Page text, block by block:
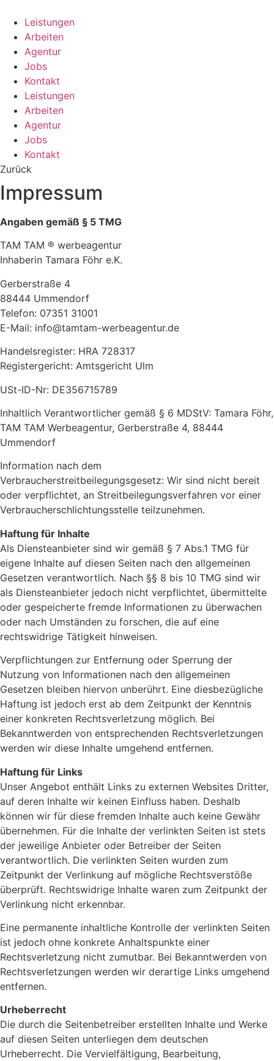
Inhalt
springen
Leistungen
Arbeiten
Agentur
Jobs
Kontakt
Leistungen
Arbeiten
Agentur
Jobs
Kontakt
Zurück
Impressum
Angaben gemäß § 5 TMG
TAM TAM ® werbeagentur
Inhaberin Tamara Föhr e.K.
Gerberstraße 4
88444 Ummendorf
Telefon: 07351 31001
E-Mail: info@tamtam-werbeagentur.de
Handelsregister: HRA 728317
Registergericht: Amtsgericht Ulm
USt-ID-Nr: DE356715789
Inhaltlich Verantwortlicher gemäß § 6 MDStV: Tamara Föhr,
TAM TAM Werbeagentur, Gerberstraße 4, 88444
Ummendorf
Information nach dem
Verbraucherstreitbeilegungsgesetz: Wir sind nicht bereit
oder verpflichtet, an Streitbeilegungsverfahren vor einer
Verbraucherschlichtungsstelle teilzunehmen.
Haftung für Inhalte
Als Diensteanbieter sind wir gemäß § 7 Abs.1 TMG für
eigene Inhalte auf diesen Seiten nach den allgemeinen
Gesetzen verantwortlich. Nach §§ 8 bis 10 TMG sind wir
als Diensteanbieter jedoch nicht verpflichtet, übermittelte
oder gespeicherte fremde Informationen zu überwachen
oder nach Umständen zu forschen, die auf eine
rechtswidrige Tätigkeit hinweisen.
Verpflichtungen zur Entfernung oder Sperrung der
Nutzung von Informationen nach den allgemeinen
Gesetzen bleiben hiervon unberührt. Eine diesbezügliche
Haftung ist jedoch erst ab dem Zeitpunkt der Kenntnis
einer konkreten Rechtsverletzung möglich. Bei
Bekanntwerden von entsprechenden Rechtsverletzungen
werden wir diese Inhalte umgehend entfernen.
Haftung für Links
Unser Angebot enthält Links zu externen Websites Dritter,
auf deren Inhalte wir keinen Einfluss haben. Deshalb
können wir für diese fremden Inhalte auch keine Gewähr
übernehmen. Für die Inhalte der verlinkten Seiten ist stets
der jeweilige Anbieter oder Betreiber der Seiten
verantwortlich. Die verlinkten Seiten wurden zum
Zeitpunkt der Verlinkung auf mögliche Rechtsverstöße
überprüft. Rechtswidrige Inhalte waren zum Zeitpunkt der
Verlinkung nicht erkennbar.
Eine permanente inhaltliche Kontrolle der verlinkten Seiten
ist jedoch ohne konkrete Anhaltspunkte einer
Rechtsverletzung nicht zumutbar. Bei Bekanntwerden von
Rechtsverletzungen werden wir derartige Links umgehend
entfernen.
Urheberrecht
Die durch die Seitenbetreiber erstellten Inhalte und Werke
auf diesen Seiten unterliegen dem deutschen
Urheberrecht. Die Vervielfältigung, Bearbeitung,